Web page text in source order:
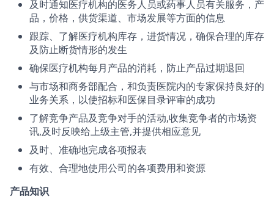
及时通知医疗机构的医务人员或药事人员有关服务，产
品，价格，供货渠道、市场发展等方面的信息
跟踪、了解医疗机构库存，进货情况，确保合理的库存
及防止断货情形的发生
确保医疗机构每月产品的消耗，防止产品过期退回
与市场和商务部配合，和负责医院内的专家保持良好的
业务关系，以使招标和医保目录评审的成功
了解竞争产品及竞争对手的活动,收集竞争者的市场资
讯,及时反映给上级主管,并提供相应意见
及时、准确地完成各项报表
有效、合理地使用公司的各项费用和资源
产品知识